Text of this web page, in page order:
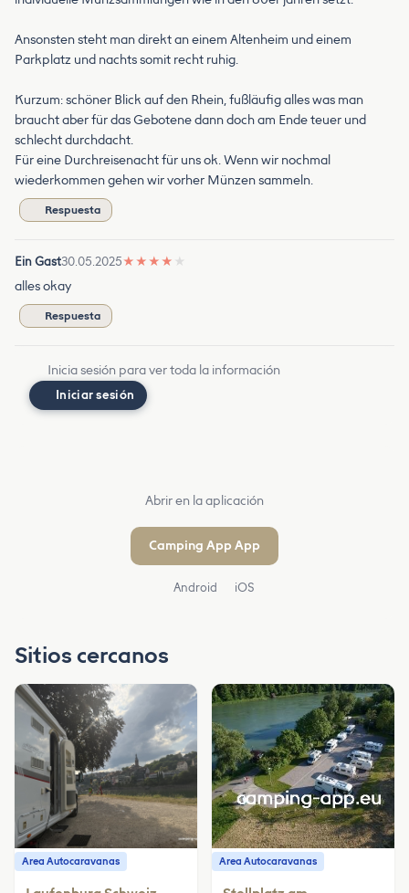
Ansonsten steht man direkt an einem Altenheim und einem
Parkplatz und nachts somit recht ruhig.
Kurzum: schöner Blick auf den Rhein, fußläufig alles was man
braucht aber für das Gebotene dann doch am Ende teuer und
schlecht durchdacht.
Für eine Durchreisenacht für uns ok. Wenn wir nochmal
wiederkommen gehen wir vorher Münzen sammeln.
Respuesta
Ein Gast30.05.2025★ ★ ★ ★ ★
alles okay
Respuesta
Inicia sesión para ver toda la información
Iniciar sesión
Abrir en la aplicación
Camping App App
Android iOS
Sitios cercanos
Area Autocaravanas Area Autocaravanas